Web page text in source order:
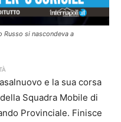
Russo si nascondeva a
e la sua corsa
Squadra Mobile di
Provinciale. Finisce